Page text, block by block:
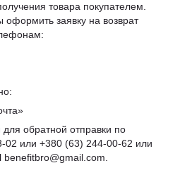
товара покупателем.
заявку на возврат
для обратной отправки по
02 или +380 (63) 244-00-62 или
benefitbro@gmail.com.